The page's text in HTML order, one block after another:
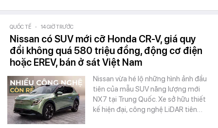
QUỐC TẾ - 14 GIỜ TRƯỚC
Nissan có SUV mới cỡ Honda CR-V, giá quy
đổi không quá 580 triệu đồng, động cơ điện
hoặc EREV, bán ở sát Việt Nam
Nissan vừa hé lộ những hình ảnh đầu
tiên của mẫu SUV năng lượng mới
NX7 tại Trung Quốc. Xe sở hữu thiết
kế hiện đại, công nghệ LiDAR tiên…